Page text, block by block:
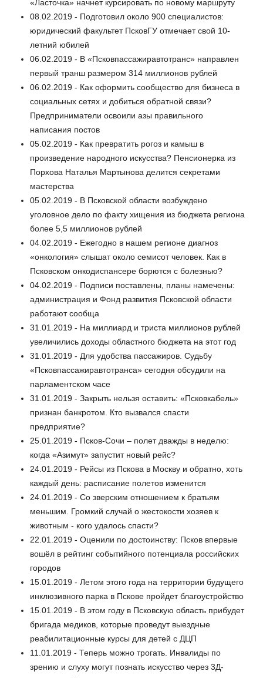
«Ласточка» начнет курсировать по новому маршруту
08.02.2019 - Подготовил около 900 специалистов:
юридический факультет ПсковГУ отмечает свой 10-
летний юбилей
06.02.2019 - В «Псковпассажиравтотранс» направлен
первый транш размером 314 миллионов рублей
06.02.2019 - Как оформить сообщество для бизнеса в
социальных сетях и добиться обратной связи?
Предприниматели освоили азы правильного
написания постов
05.02.2019 - Как превратить рогоз и камыш в
произведение народного искусства? Пенсионерка из
Порхова Наталья Мартынова делится секретами
мастерства
05.02.2019 - В Псковской области возбуждено
уголовное дело по факту хищения из бюджета региона
более 5,5 миллионов рублей
04.02.2019 - Ежегодно в нашем регионе диагноз
«онкология» слышат около семисот человек. Как в
Псковском онкодиспансере борются с болезнью?
04.02.2019 - Подписи поставлены, планы намечены:
администрация и Фонд развития Псковской области
работают сообща
31.01.2019 - На миллиард и триста миллионов рублей
увеличились доходы областного бюджета на этот год
31.01.2019 - Для удобства пассажиров. Судьбу
«Псковпассажиравтотранса» сегодня обсудили на
парламентском часе
31.01.2019 - Закрыть нельзя оставить: «Псковкабель»
признан банкротом. Кто вызвался спасти
предприятие?
25.01.2019 - Псков-Сочи – полет дважды в неделю:
когда «Азимут» запустит новый рейс?
24.01.2019 - Рейсы из Пскова в Москву и обратно, хоть
каждый день: расписание полетов изменится
24.01.2019 - Со зверским отношением к братьям
меньшим. Громкий случай о жестокости хозяев к
животным - кого удалось спасти?
22.01.2019 - Оценили по достоинству: Псков впервые
вошёл в рейтинг событийного потенциала российских
городов
15.01.2019 - Летом этого года на территории будущего
инклюзивного парка в Пскове пройдет благоустройство
15.01.2019 - В этом году в Псковскую область прибудет
бригада медиков, которые проведут выездные
реабилитационные курсы для детей с ДЦП
11.01.2019 - Теперь можно трогать. Инвалиды по
зрению и слуху могут познать искусство через 3Д-